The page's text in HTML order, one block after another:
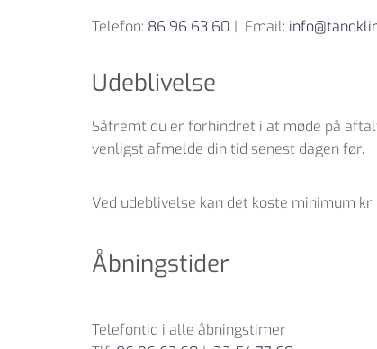
Telefon: 86 96 63 60 | Email:
Udeblivelse
Såfremt du er forhindret i at møde på
venligst afmelde din tid senest dagen før.
Ved udeblivelse kan det koste minimum
Åbningstider
Telefontid i alle åbningstimer